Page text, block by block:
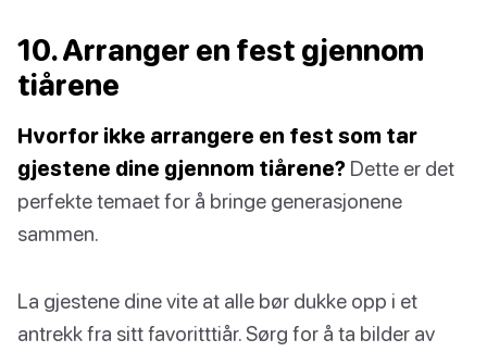
10. Arranger en fest gjennom
tiårene
Hvorfor ikke arrangere en fest som tar
gjestene dine gjennom tiårene? Dette er det
perfekte temaet for å bringe generasjonene
sammen.
La gjestene dine vite at alle bør dukke opp i et
antrekk fra sitt favoritttiår. Sørg for å ta bilder av